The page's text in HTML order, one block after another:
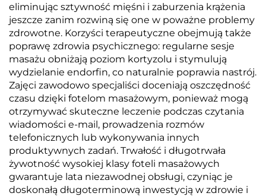
eliminując sztywność mięśni i zaburzenia krążenia
jeszcze zanim rozwiną się one w poważne problemy
zdrowotne. Korzyści terapeutyczne obejmują także
poprawę zdrowia psychicznego: regularne sesje
masażu obniżają poziom kortyzolu i stymulują
wydzielanie endorfin, co naturalnie poprawia nastrój.
Zajęci zawodowo specjaliści doceniają oszczędność
czasu dzięki fotelom masażowym, ponieważ mogą
otrzymywać skuteczne leczenie podczas czytania
wiadomości e-mail, prowadzenia rozmów
telefonicznych lub wykonywania innych
produktywnych zadań. Trwałość i długotrwała
żywotność wysokiej klasy foteli masażowych
gwarantuje lata niezawodnej obsługi, czyniąc je
doskonałą długoterminową inwestycją w zdrowie i